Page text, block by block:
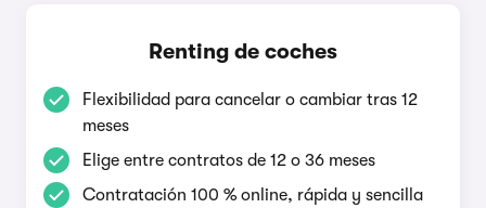
Renting de coches
Flexibilidad para cancelar o cambiar tras 12
meses
Elige entre contratos de 12 o 36 meses
Contratación 100 % online, rápida y sencilla